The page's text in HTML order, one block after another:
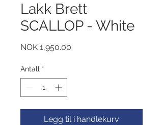
Lakk Brett
SCALLOP - White
NOK 1,950.00
Antall *
Legg til i handlekurv